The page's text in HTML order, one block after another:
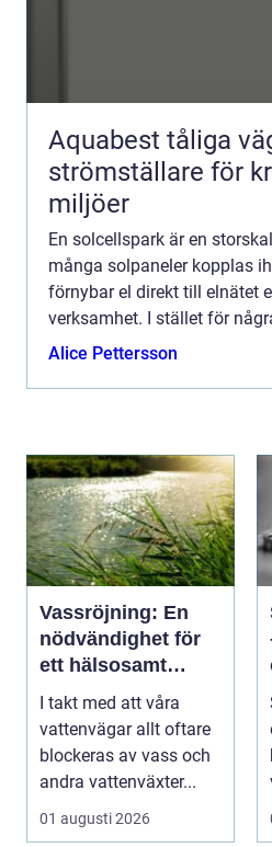
Aquabest tåliga vägguttag och
strömställare för
miljöer
En solcellspark är en
många solpaneler kopplas
förnybar el direkt till elnätet
verksamhet. I stället för
villatak handlar det om
Alice Pettersson
Vassröjning: En
nödvändighet för
ett hälsosamt
vattenlandskap
I takt med att våra
vattenvägar allt oftare
blockeras av vass och
andra vattenväxter...
01 augusti 2026